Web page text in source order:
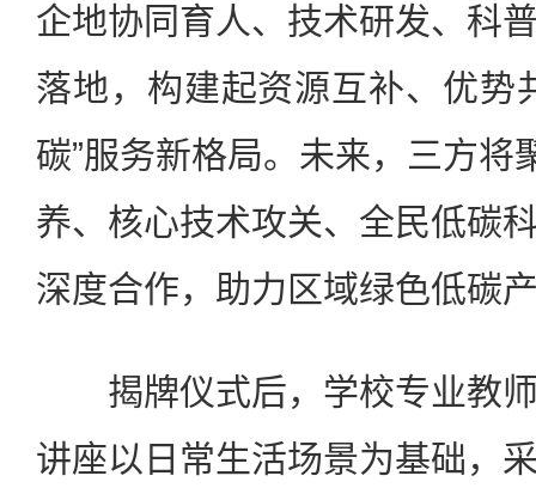
企地协同育人、技术研发、科
落地，构建起资源互补、优势
碳”服务新格局。未来，三方将
养、核心技术攻关、全民低碳
深度合作，助力区域绿色低碳
揭牌仪式后，学校专业教师
讲座以日常生活场景为基础，